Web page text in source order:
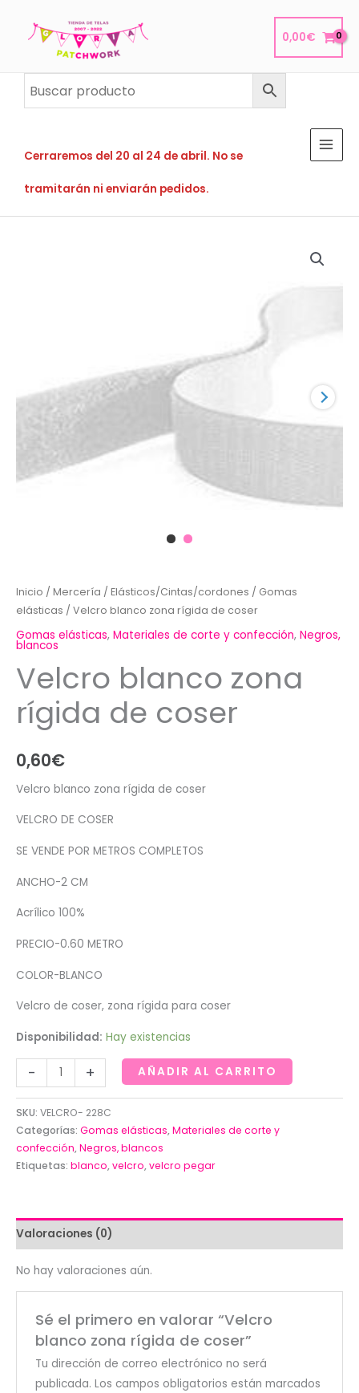
0,00€
Cerraremos del 20 al 24 de abril. No se
tramitarán ni enviarán pedidos.
Inicio / Mercería / Elásticos/Cintas/cordones / Gomas
elásticas / Velcro blanco zona rígida de coser
Gomas elásticas, Materiales de corte y confección, Negros,
blancos
Velcro blanco zona
rígida de coser
0,60€
Velcro blanco zona rígida de coser
VELCRO DE COSER
SE VENDE POR METROS COMPLETOS
ANCHO-2 CM
Acrílico 100%
PRECIO-0.60 METRO
COLOR-BLANCO
Velcro de coser, zona rígida para coser
Disponibilidad: Hay existencias
-
blanco
zona
rígida
de
coser
+ AÑADIR AL CARRITO
SKU: VELCRO- 228C
Categorías: Gomas elásticas,Materiales de corte y
confección,Negros, blancos
Etiquetas: blanco,velcro,velcro pegar
Valoraciones (0)
No hay valoraciones aún.
Sé el primero en valorar “Velcro
blanco zona rígida de coser”
Tu dirección de correo electrónico no será
publicada. Los campos obligatorios están marcados